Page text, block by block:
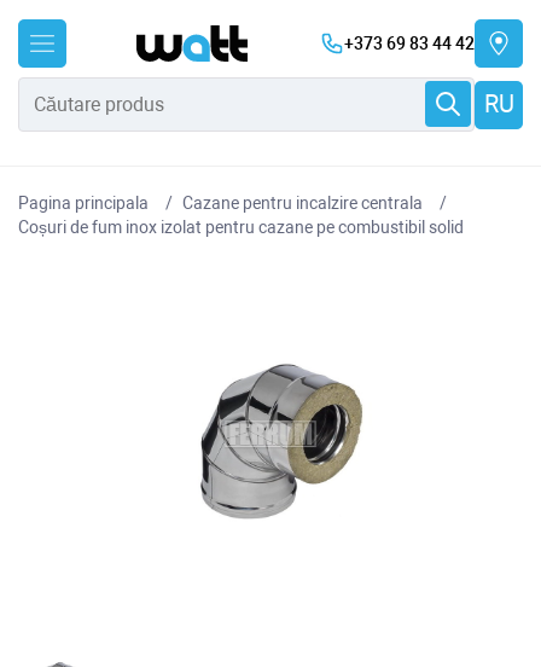
+373 69 83 44 42
RU
Pagina principala
Cazane pentru incalzire centrala
Coșuri de fum inox izolat pentru cazane pe combustibil solid